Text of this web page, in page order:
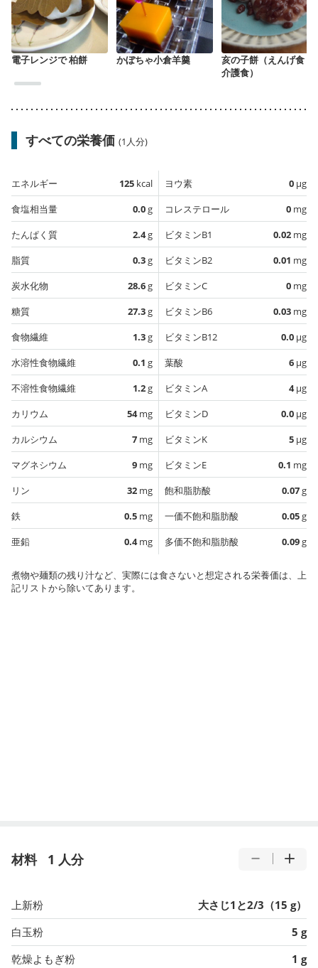
電子レンジで 柏餅 かぼちゃ小倉羊羹
亥の子餅（えんげ食・
介護食）
すべての栄養価 (1人分)
エネルギー 125 kcal
食塩相当量
0.0g
たんぱく質
2.4g
脂質
0.3g
炭水化物
28.6g
糖質
27.3g
食物繊維
1.3g
水溶性食物繊維
0.1 g
不溶性食物繊維
1.2g
カリウム
54mg
カルシウム
7 mg
マグネシウム
9 mg
リン
32 mg
鉄
0.5 mg
亜鉛
0.4mg
ヨウ素 0 µg
コレステロール
0 mg
ビタミンB1
0.02 mg
ビタミンB2
0.01 mg
ビタミンC
0 mg
ビタミンB6
0.03 mg
ビタミンB12
0.0 µg
葉酸
6 µg
ビタミンA
4µg
ビタミンD
0.0 µg
ビタミンK
5 µg
ビタミンE
0.1 mg
飽和脂肪酸
0.07g
一価不飽和脂肪酸
0.05g
多価不飽和脂肪酸
0.09g
煮物や麺類の残り汁など、実際には食さないと想定される栄養価は、上
記リストから除いてあります。
材料 1 人分
上新粉
大さじ1と2/3（15 g）
白玉粉
5 g
乾燥よもぎ粉
1 g